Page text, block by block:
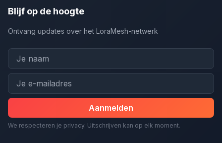
Blijf op de hoogte
Ontvang updates over het LoraMesh-netwerk
Aanmelden
We respecteren je privacy. Uitschrijven kan op elk moment.